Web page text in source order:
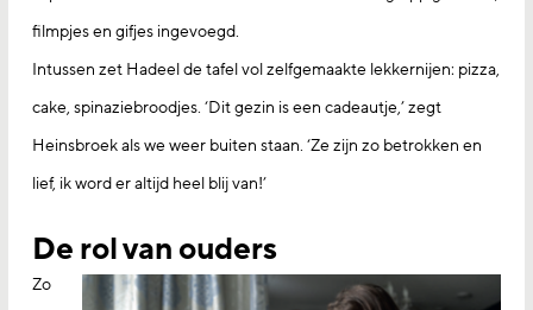
filmpjes en gifjes ingevoegd.
Intussen zet Hadeel de tafel vol zelfgemaakte lekkernijen: pizza,
cake, spinaziebroodjes. ‘Dit gezin is een cadeautje,’ zegt
Heinsbroek als we weer buiten staan. ‘Ze zijn zo betrokken en
lief, ik word er altijd heel blij van!’
De rol van ouders
Zo